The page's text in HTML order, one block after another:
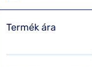
Termék ára